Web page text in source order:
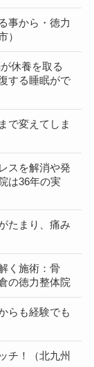
事から・徳力
）
休養を取る
する睡眠がで
で変えてしま
スを解消や発
は36年の実
たまり、痛み
く施術：骨
の徳力整体院
らも経験でも
チ！（北九州